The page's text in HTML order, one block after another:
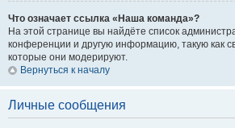
Что означает ссылка «Наша команда»?
На этой странице вы найдёте список
конференции и другую информацию, такую как
которые они модерируют.
Вернуться к началу
Личные сообщения